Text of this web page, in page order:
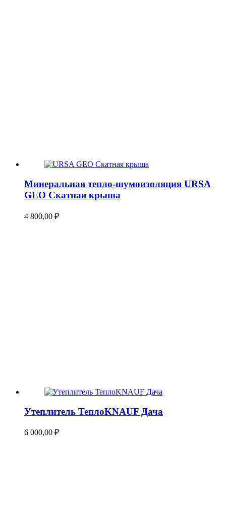
Минеральная тепло-шумоизоляция URSA
GEO Скатная крыша
4 800,00 ₽
Утеплитель ТеплоKNAUF Дача
6 000,00 ₽